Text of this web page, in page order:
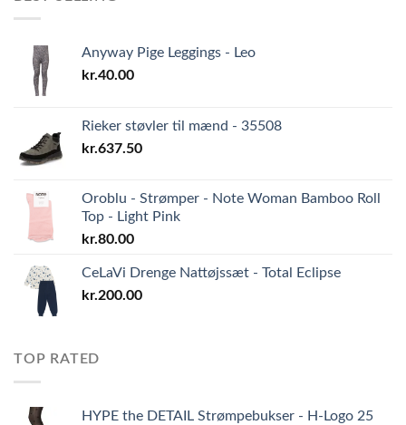
Anyway Pige Leggings - Leo
kr.40.00
Rieker støvler til mænd - 35508
kr.637.50
Oroblu - Strømper - Note Woman Bamboo Roll
Top - Light Pink
kr.80.00
CeLaVi Drenge Nattøjssæt - Total Eclipse
kr.200.00
TOP RATED
HYPE the DETAIL Strømpebukser - H-Logo 25